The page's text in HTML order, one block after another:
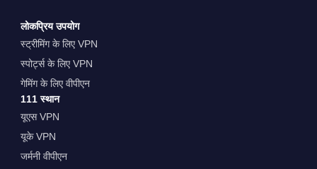
लोकप्रिय उपयोग
स्ट्रीमिंग के लिए VPN
स्पोर्ट्स के लिए VPN
गेमिंग के लिए वीपीएन
111 स्थान
यूएस VPN
यूके VPN
जर्मनी वीपीएन